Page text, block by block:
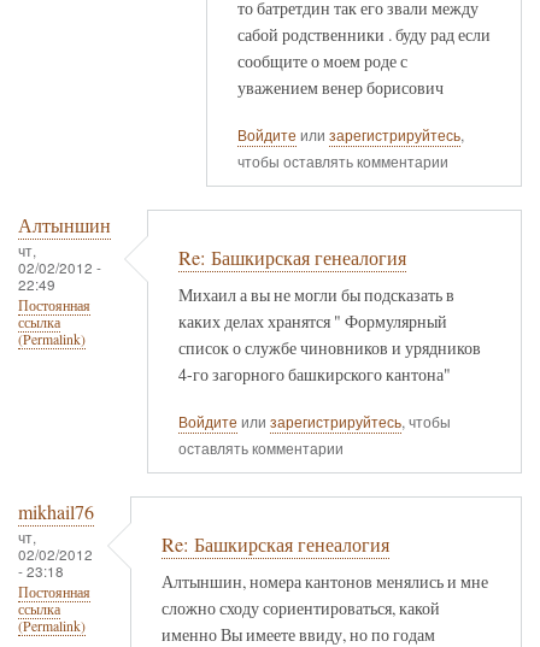
то батретдин так его звали между
сабой родственники . буду рад если
сообщите о моем роде с
уважением венер борисович
Войдите или зарегистрируйтесь,
чтобы оставлять комментарии
Алтыншин
чт,
02/02/2012 -
22:49
Постоянная
ссылка
(Permalink)
Re: Башкирская генеалогия
Михаил а вы не могли бы подсказать в
каких делах хранятся " Формулярный
список о службе чиновников и урядников
4-го загорного башкирского кантона"
Войдите или зарегистрируйтесь, чтобы
оставлять комментарии
mikhail76
чт,
02/02/2012
- 23:18
Постоянная
ссылка
(Permalink)
Re: Башкирская генеалогия
Алтыншин, номера кантонов менялись и мне
сложно сходу сориентироваться, какой
именно Вы имеете ввиду, но по годам